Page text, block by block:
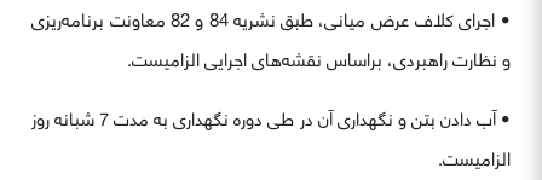
• اجرای کلاف عرض میانی، طبق نشریه 84 و 82 معاونت برنامه‌ریزی
و نظارت راهبردی، براساس نقشه‌های اجرایی الزامیست.
• آب دادن بتن و نگهداری آن در طی دوره نگهداری به مدت 7 شبانه روز
الزامیست.